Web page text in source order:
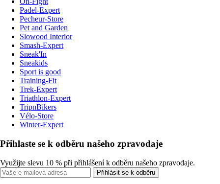
Padel-Expert
Pecheur-Store
Pet and Garden
Slowood Interior
Smash-Expert
Sneak'In
Sneakids
Sport is good
Training-Fit
Trek-Expert
Triathlon-Expert
TripnBikers
Vélo-Store
Winter-Expert
Přihlaste se k odběru našeho zpravodaje
Využijte slevu 10 % při přihlášení k odběru našeho zpravodaje.
Přihlásit se k odběru